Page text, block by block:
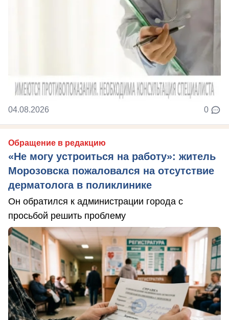
04.08.2026 0
Обращение в редакцию
«Не могу устроиться на работу»: житель
Морозовска пожаловался на отсутствие
дерматолога в поликлинике
Он обратился к администрации города с
просьбой решить проблему